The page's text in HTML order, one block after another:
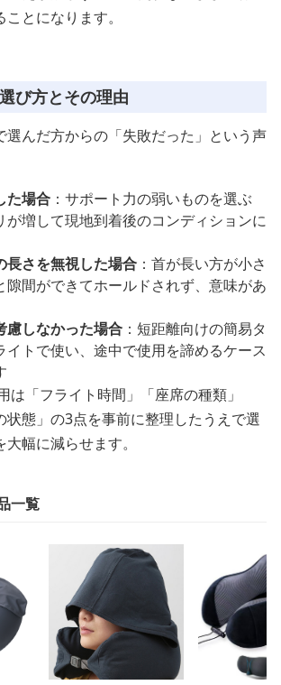
とになります。
び方とその理由
選んだ方からの「失敗だった」という声
た場合 ：サポート力の弱いものを選ぶ
が増して現地到着後のコンディションに
長さを無視した場合 ：首が長い方が小さ
隙間ができてホールドされず、意味があ
慮しなかった場合 ：短距離向けの簡易タ
イトで使い、途中で使用を諦めるケース
は「フライト時間」「座席の種類」
状態」の3点を事前に整理したうえで選
幅に減らせます。
一覧